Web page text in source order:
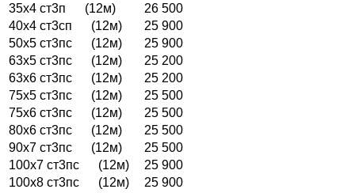
35х4 ст3п (12м)
26 500
40х4 ст3сп (12м)
25 900
50х5 ст3пс (12м)
25 900
63х5 ст3пс (12м)
25 200
63х6 ст3пс (12м)
25 200
75х5 ст3пс (12м)
25 500
75х6 ст3пс (12м)
25 500
80х6 ст3пс (12м)
25 500
90х7 ст3пс (12м)
25 500
100х7 ст3пс (12м)
25 900
100х8 ст3пс (12м)
25 900